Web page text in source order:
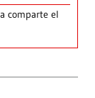
comparte el